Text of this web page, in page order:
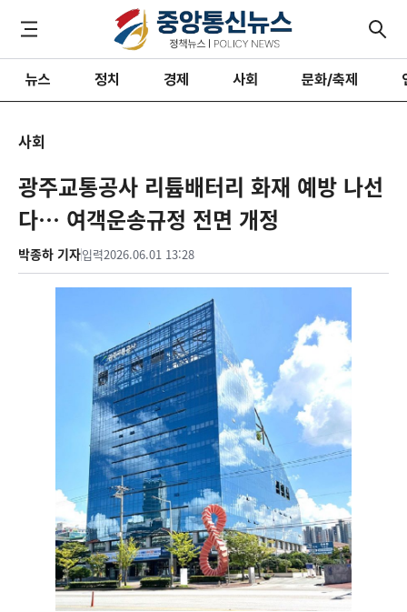
뉴스 정치 경제 사회 문화/축제
사회
광주교통공사 리튬배터리 화재 예방 나선
다… 여객운송규정 전면 개정
박종하 기자입력2026.06.01 13:28